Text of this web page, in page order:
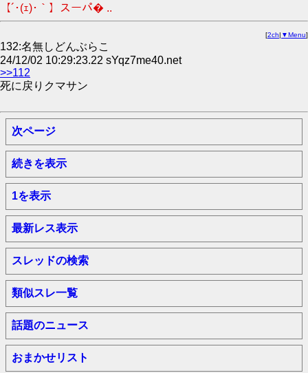
【´･(ｪ)･｀】スーパ� ..
[2ch| ▼Menu]
132:名無しどんぶらこ
24/12/02 10:29:23.22 sYqz7me40.net
>>112
死に戻りクマサン
次ページ
続きを表示
1を表示
最新レス表示
スレッドの検索
類似スレ一覧
話題のニュース
おまかせリスト